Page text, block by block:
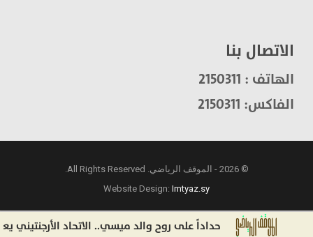
الاتصال بنا
الهاتف : 2150311
الفاكس: 2150311
© 2026 - الموقف الرياضي. All Rights Reserved.
Website Design:Imtyaz.sy
حداداً على روح والد ميسي.. الاتحاد الأرجنتيني يعلن